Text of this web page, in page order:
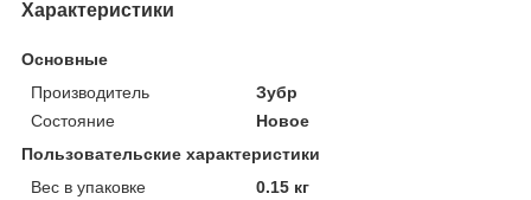
Характеристики
Основные
Производитель
Зубр
Состояние
Новое
Пользовательские характеристики
Вес в упаковке
0.15 кг